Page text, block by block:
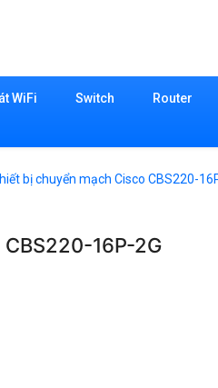
WiFi Switch Router
bị chuyển mạch Cisco CBS220-
16P-2G